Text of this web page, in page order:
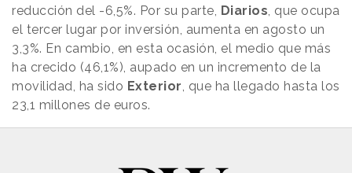
reducción del -6,5%. Por su parte, Diarios , que ocupa
el tercer lugar por inversión, aumenta en agosto un
3,3%. En cambio, en esta ocasión, el medio que más
ha crecido (46,1%), aupado en un incremento de la
movilidad, ha sido Exterior , que ha llegado hasta los
23,1 millones de euros.